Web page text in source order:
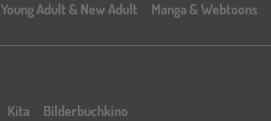
Young Adult & New Adult Manga & Webtoons
Kita Bilderbuchkino